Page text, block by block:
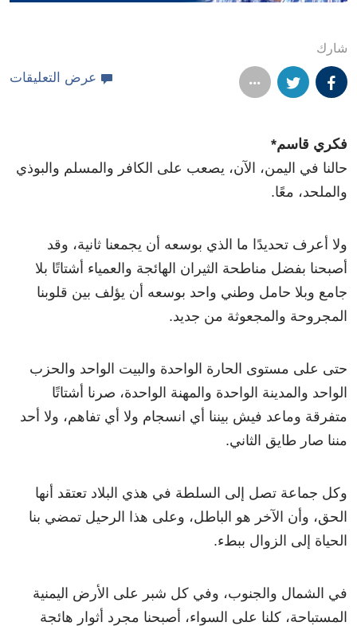
شارك
عرض التعليقات
فكري قاسم*
حالنا في اليمن، الآن، يصعب على الكافر والمسلم والبوذي
والملحد، معًا.
ولا أعرف تحديدًا ما الذي بوسعه أن يجمعنا ثانية، وقد
أصبحنا بفضل مناطحة الثيران الهائجة والعمياء أشتاتًا بلا
جامع وبلا حامل وطني واحد بوسعه أن يؤلف بين قلوبنا
المجروحة والمجعوثة من جديد.
حتى على مستوى الحارة الواحدة والبيت الواحد والحزب
الواحد والمدينة الواحدة والمهنة الواحدة، صرنا أشتاتًا
متفرقة وماعد فيش بيننا أي انسجام ولا أي تفاهم، ولا أحد
مننا صار طايق الثاني.
وكل جماعة تصل إلى السلطة في هذي البلاد تعتقد أنها
الحق، وأن الآخر هو الباطل، وعلى هذا الرحيل تمضي بنا
الحياة إلى الزوال ببطء.
في الشمال والجنوب، وفي كل شبر على الأرض اليمنية
المستباحة، كلنا على السواء، أصبحنا مجرد أثوار هائجة